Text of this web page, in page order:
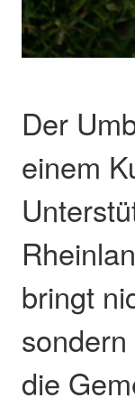
Der
einem
bringt
die